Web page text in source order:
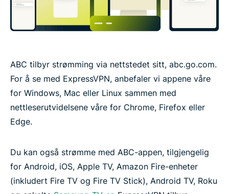
ABC tilbyr strømming via nettstedet sitt, abc.go.com.
For å se med ExpressVPN, anbefaler vi appene våre
for Windows, Mac eller Linux sammen med
nettleserutvidelsene våre for Chrome, Firefox eller
Edge.
Du kan også strømme med ABC-appen, tilgjengelig
for Android, iOS, Apple TV, Amazon Fire-enheter
(inkludert Fire TV og Fire TV Stick), Android TV, Roku